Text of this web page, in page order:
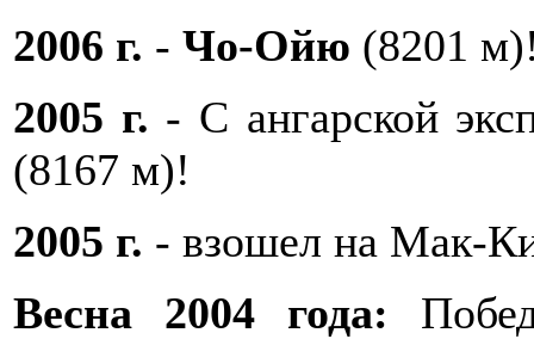
2006 г. - Чо-Ойю (8201
2005 г. - С ангарской
(8167 м)!
2005 г. - взошел на Мак-
Весна 2004 года: